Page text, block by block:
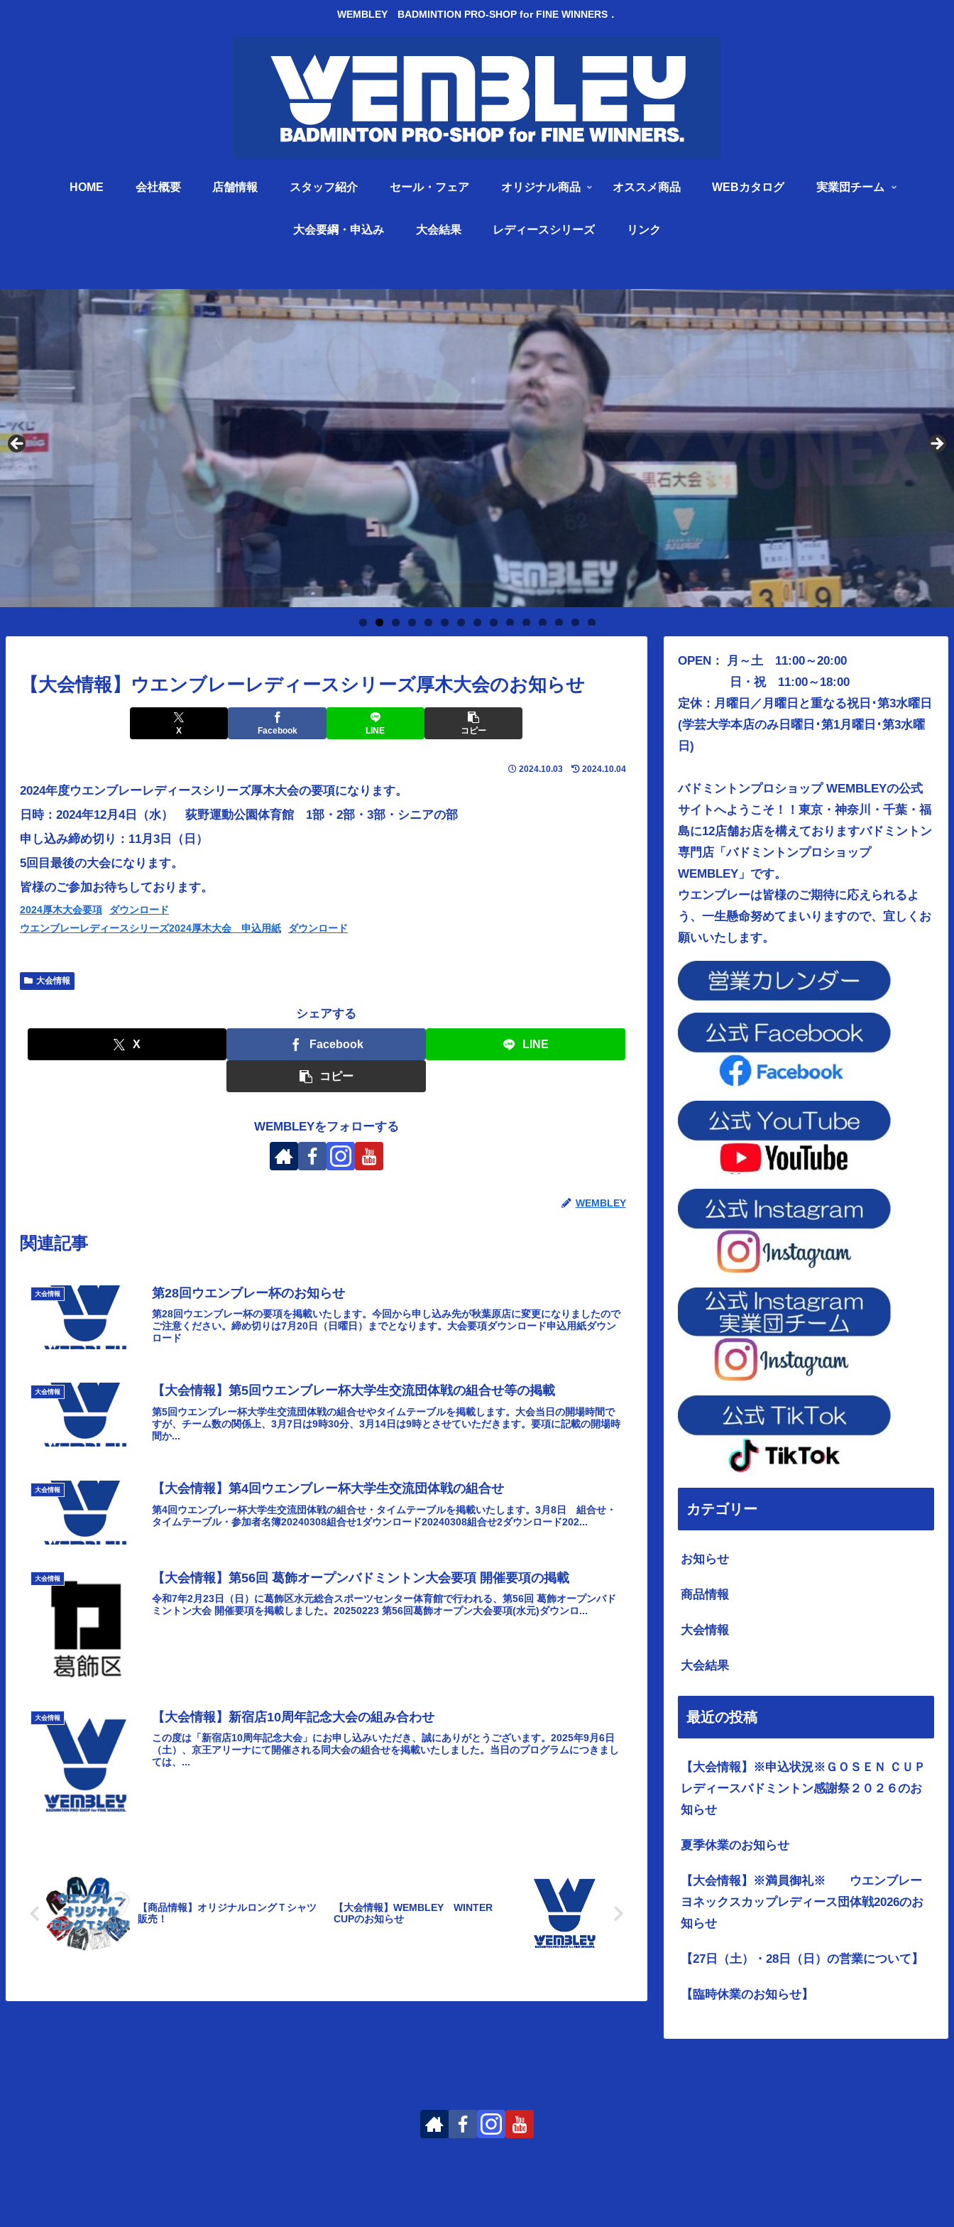
WEMBLEY BADMINTION PRO-SHOP for FINE WINNERS．
HOME 会社概要 店舗情報 スタッフ紹介 セール・フェア オリジナル商品 オススメ商品 WEBカタログ 実業団チーム
大会要綱・申込み 大会結果 レディースシリーズ リンク
0 1 2 3 4 5
【大会情報】ウエンブレーレディースシリーズ厚木大会のお知らせ
X Facebook LINE コピー
2024.10.03 2024.10.04
2024年度ウエンブレーレディースシリーズ厚木大会の要項になります。
日時：2024年12月4日（水） 荻野運動公園体育館 1部・2部・3部・シニアの部
申し込み締め切り：11月3日（日）
5回目最後の大会になります。
皆様のご参加お待ちしております。
2024厚木大会要項
ダウンロード
ウエンブレーレディースシリーズ2024厚木大会 申込用紙
ダウンロード
大会情報
シェアする
X Facebook LINE
コピー
WEMBLEYをフォローする
WEMBLEY
関連記事
大会情報 第28回ウエンブレー杯のお知らせ
第28回ウエンブレー杯の要項を掲載いたします。今回から申し込み先が秋葉原店に変更になりましたので
ご注意ください。締め切りは7月20日（日曜日）までとなります。大会要項ダウンロード申込用紙ダウン
ロード
大会情報 【大会情報】第5回ウエンブレー杯大学生交流団体戦の組合せ等の掲載
第5回ウエンブレー杯大学生交流団体戦の組合せやタイムテーブルを掲載します。大会当日の開場時間で
すが、チーム数の関係上、3月7日は9時30分、3月14日は9時とさせていただきます。要項に記載の開場時
間か...
大会情報 【大会情報】第4回ウエンブレー杯大学生交流団体戦の組合せ
第4回ウエンブレー杯大学生交流団体戦の組合せ・タイムテーブルを掲載いたします。3月8日 組合せ・
タイムテーブル・参加者名簿20240308組合せ1ダウンロード20240308組合せ2ダウンロード202...
大会情報 【大会情報】第56回 葛飾オープンバドミントン大会要項 開催要項の掲載
令和7年2月23日（日）に葛飾区水元総合スポーツセンター体育館で行われる、第56回 葛飾オープンバド
ミントン大会 開催要項を掲載しました。20250223 第56回葛飾オープン大会要項(水元)ダウンロ...
大会情報 【大会情報】新宿店10周年記念大会の組み合わせ
この度は「新宿店10周年記念大会」にお申し込みいただき、誠にありがとうございます。2025年9月6日
（土）、京王アリーナにて開催される同大会の組合せを掲載いたしました。当日のプログラムにつきまし
ては、...
【商品情報】オリジナルロングＴシャツ
販売！
【大会情報】WEMBLEY WINTER
CUPのお知らせ
OPEN： 月～土 11:00～20:00
日・祝 11:00～18:00
定休：月曜日／ 月曜日と重なる祝日･第3水曜日
(学芸大学本店のみ日曜日･第1月曜日･第3水曜
日)
バドミントンプロショップ WEMBLEYの公式
サイトへようこそ！！東京・神奈川・千葉・福
島に12店舗お店を構えておりますバドミントン
専門店「バドミントンプロショップ
WEMBLEY」です。
ウエンブレーは皆様のご期待に応えられるよ
う、一生懸命努めてまいりますので、宜しくお
願いいたします。
カテゴリー
お知らせ
商品情報
大会情報
大会結果
最近の投稿
【大会情報】※申込状況※ＧＯＳＥＮ ＣＵＰ
レディースバドミントン感謝祭２０２６のお
知らせ
夏季休業のお知らせ
【大会情報】※満員御礼※ ウエンブレー
ヨネックスカップレディース団体戦2026のお
知らせ
【27日（土）・28日（日）の営業について】
【臨時休業のお知らせ】